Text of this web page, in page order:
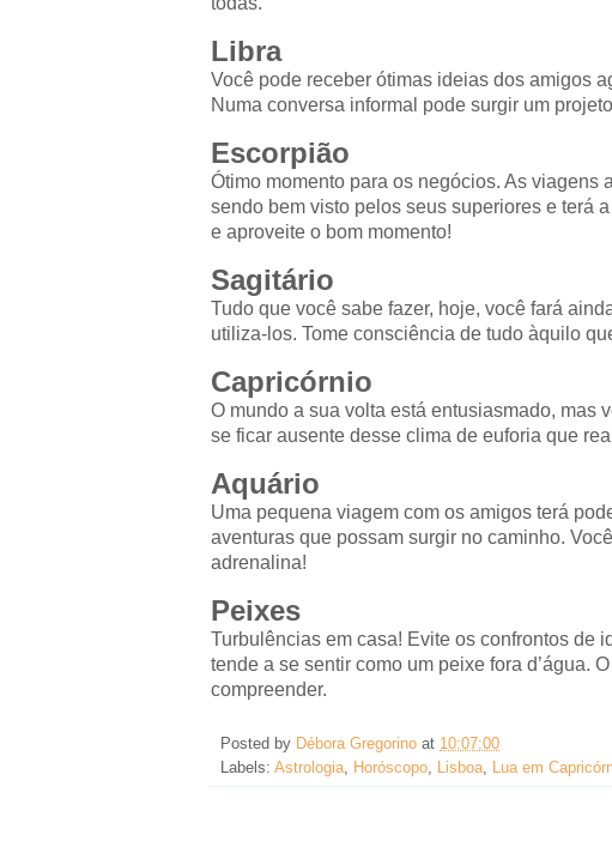
Libra
Você pode receber ótimas ideias dos amigos
Numa conversa informal pode surgir um
Escorpião
Ótimo momento para os negócios. As viagens
sendo bem visto pelos seus superiores e terá
e aproveite o bom momento!
Sagitário
Tudo que você sabe fazer, hoje, você fará
utiliza-los. Tome consciência de tudo àquilo
Capricórnio
O mundo a sua volta está entusiasmado, mas
se ficar ausente desse clima de euforia que
Aquário
Uma pequena viagem com os amigos terá
aventuras que possam surgir no caminho.
adrenalina!
Peixes
Turbulências em casa! Evite os confrontos de
tende a se sentir como um peixe fora d’água.
compreender.
Posted by Débora Gregorino at 10:07:00
Labels: Astrologia Horóscopo Lisboa Lua em